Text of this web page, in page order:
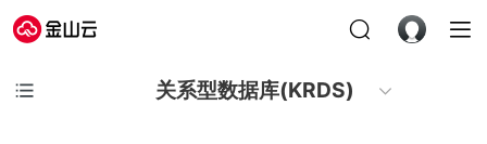
关系型数据库(KRDS)